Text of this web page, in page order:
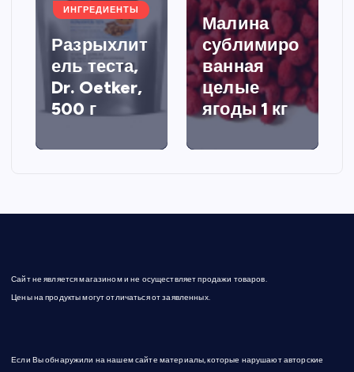
ИНГРЕДИЕНТЫ
Разрыхлит
ель теста,
Dr. Oetker,
500 г
Малина
сублимиро
ванная
целые
ягоды 1 кг
Сайт не является магазином и не осуществляет продажи товаров.
Цены на продукты могут отличаться от заявленных.
Если Вы обнаружили на нашем сайте материалы, которые нарушают авторские